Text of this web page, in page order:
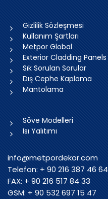
Gizlilik Sözleşmesi
Kullanım Şartları
Metpor Global
Exterior Cladding Panels
Sık Sorulan Sorular
Dış Cephe Kaplama
Mantolama
Söve Modelleri
Isı Yalıtımı
info@metpordekor.com
Telefon: + 90 216 387 46 64
FAX: + 90 216 517 84 33
GSM: + 90 532 697 15 47